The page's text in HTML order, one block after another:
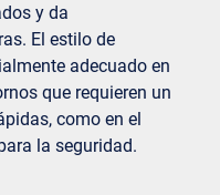
y da
El estilo de
adecuado en
que requieren un
como en el
la seguridad.